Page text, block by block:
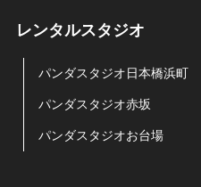
レンタルスタジオ
パンダスタジオ日本橋浜町
パンダスタジオ赤坂
パンダスタジオお台場